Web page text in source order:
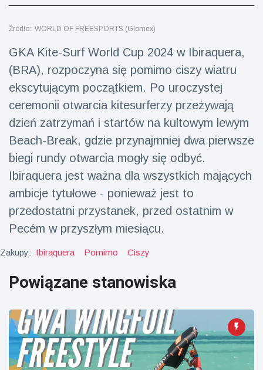
(73)
Najnowsze
wiadomości
Ucieczka z
'kajdanek'
magika
rozbawiła
publiczność
16 July
192
Konserywiści
świętują
narodziny
pierwszego
nizinne w
zoo od 14 lat
16 July
179
Poglądy
Florydy
aresztowany
fajerwerków
z jadącego
samochodu
16 July
162
Źródło:: WORLD OF FREESPORTS (Glomex)
GKA Kite-Surf World Cup 2024 w Ibiraquera,
(BRA), rozpoczyna się pomimo ciszy wiatru
ekscytującym początkiem. Po uroczystej
ceremonii otwarcia kitesurferzy przeżywają
dzień zatrzymań i startów na kultowym lewym
Beach-Break, gdzie przynajmniej dwa pierwsze
biegi rundy otwarcia mogły się odbyć.
Ibiraquera jest ważna dla wszystkich mających
ambicje tytułowe - ponieważ jest to
przedostatni przystanek, przed ostatnim w
Pecém w przyszłym miesiącu.
Zakupy: Ibiraquera Pomimo Ciszy
Powiązane stanowiska